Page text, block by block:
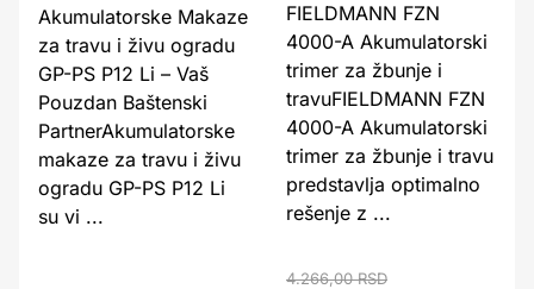
Akumulatorske Makaze
za travu i živu ogradu
GP-PS P12 Li – Vaš
Pouzdan Baštenski
PartnerAkumulatorske
makaze za travu i živu
ogradu GP-PS P12 Li
su vi ...
FIELDMANN FZN
4000-A Akumulatorski
trimer za žbunje i
travuFIELDMANN FZN
4000-A Akumulatorski
trimer za žbunje i travu
predstavlja optimalno
rešenje z ...
4.266,00 RSD